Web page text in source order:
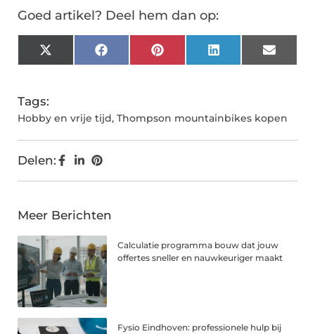
Goed artikel? Deel hem dan op:
X
(Twitter)
FacebookPinterestLinkedInEmail
Tags:
Hobby en vrije tijd, Thompson mountainbikes kopen
Delen:
Meer Berichten
Calculatie programma bouw dat jouw
offertes sneller en nauwkeuriger maakt
Fysio Eindhoven: professionele hulp bij